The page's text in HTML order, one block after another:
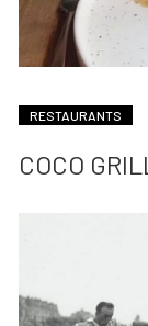
RESTAURANTS
COCO